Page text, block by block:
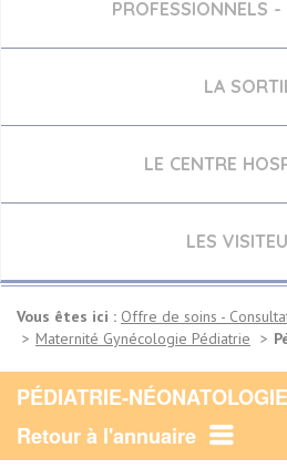
PROFESSIONNELS
LA
LE CENTRE
LES
Vous êtes ici : Offre de soins -
Maternité Gynécologie Pédiatrie
PÉDIATRIE-NÉONATOLOGIE
Retour à l'annuaire